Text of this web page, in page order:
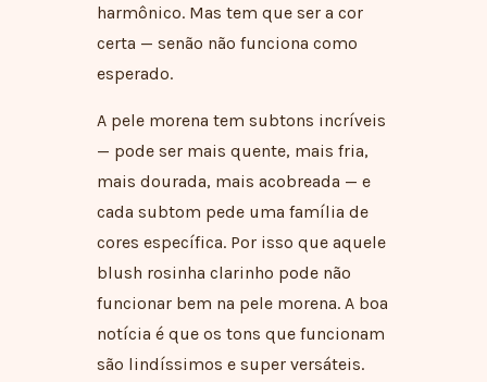
harmônico. Mas tem que ser a cor
certa — senão não funciona como
esperado.
A pele morena tem subtons incríveis
— pode ser mais quente, mais fria,
mais dourada, mais acobreada — e
cada subtom pede uma família de
cores específica. Por isso que aquele
blush rosinha clarinho pode não
funcionar bem na pele morena. A boa
notícia é que os tons que funcionam
são lindíssimos e super versáteis.